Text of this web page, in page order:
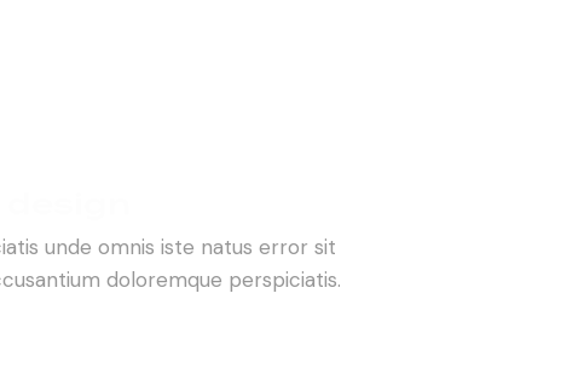
unde omnis iste natus error sit
doloremque perspiciatis.